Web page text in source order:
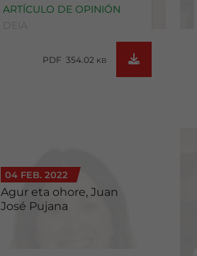
ARTÍCULO DE OPINIÓN
PDF 354.02 KB
04 FEB. 2022
Agur eta ohore, Juan
José Pujana